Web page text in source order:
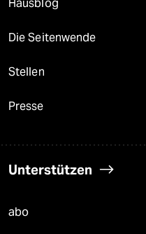
Hausblog
Die Seitenwende
Stellen
Presse
Unterstützen
abo